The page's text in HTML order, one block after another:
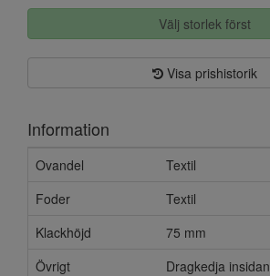
Välj storlek först
Visa prishistorik
Information
Ovandel
Textil
Foder
Textil
Klackhöjd
75 mm
Övrigt
Dragkedja insidan